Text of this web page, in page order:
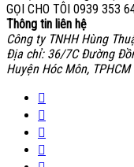
GỌI CHO TÔI 0939 353
Thông tin liên hệ
Công ty TNHH Hùng
Địa chỉ: 36/7C Đường
Huyện Hóc Môn, TPHCM